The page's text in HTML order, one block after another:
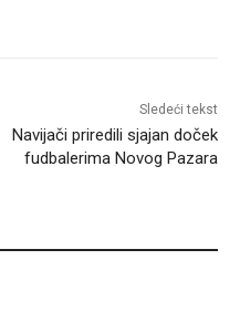
Sledeći tekst
Navijači priredili sjajan doček
fudbalerima Novog Pazara